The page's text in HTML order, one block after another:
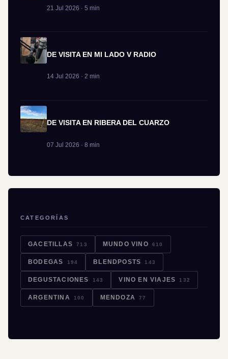
21 Jul 2026 · 5 min
DE VISITA EN MI LADO V RADIO
14 Jul 2026 · 2 min
DE VISITA EN RIBERA DEL CUARZO
07 Jul 2026 · 8 min
CATEGORÍAS
GACETILLAS 713 MUNDO VINO 610
BODEGAS 194 BLENDPOSTS 143
DEGUSTACIONES 143 VINO EN VIAJES 132
ARGENTINA 100 MENDOZA 77